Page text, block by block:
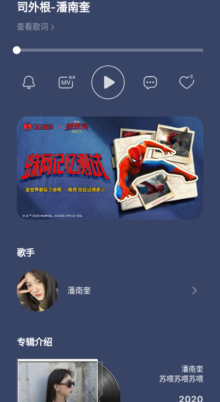
司外根-潘南奎
查看歌词
8
歌手
潘南奎
专辑介绍
潘南奎
苏喂苏喂苏喂
2020